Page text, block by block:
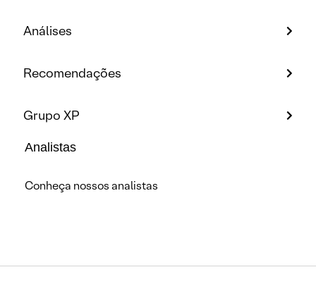
Análises
Recomendações
Grupo XP
Analistas
Conheça nossos analistas